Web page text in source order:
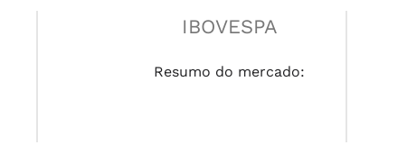
IBOVESPA
Resumo do mercado: